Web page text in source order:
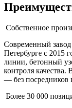
Собственное
Современный
Петербурге с 2015
линии, бетонный
контроля
— без посредников
Более 30 000